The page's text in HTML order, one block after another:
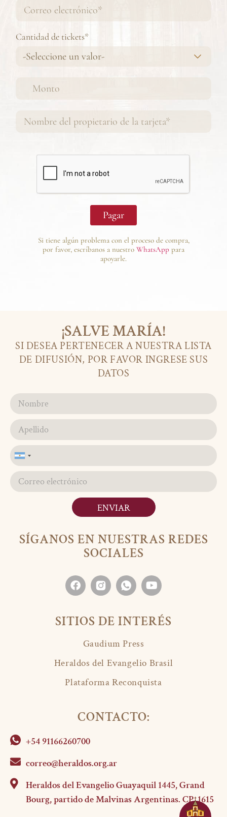
Cantidad de tickets*
Pagar
Si tiene algún problema con el proceso de compra,
por favor, escríbanos a nuestro WhatsApp para
apoyarle.
CONTACTO:
+54 91166260700
correo@heraldos.org.ar
Heraldos del Evangelio Guayaquil 1445, Grand
Bourg, partido de Malvinas Argentinas. CP. 1615
SÍGANOS EN NUESTRAS REDES
SOCIALES
SITIOS DE INTERÉS
Gaudium Press
Heraldos del Evangelio Brasil
Plataforma Reconquista
¡SALVE MARÍA!
SI DESEA PERTENECER A NUESTRA LISTA
DE DIFUSIÓN, POR FAVOR INGRESE SUS
DATOS
Argentina
ENVIAR